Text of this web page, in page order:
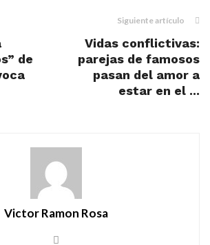
de
Siguiente artículo
Vidas conflictivas:
parejas de famosos
pasan del amor a
estar en el ...
Victor Ramon Rosa